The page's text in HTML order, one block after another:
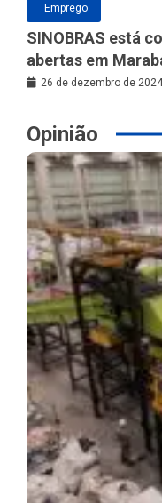
Emprego
SINOBRAS está
abertas em
26 de dezembro de 2024
Opinião